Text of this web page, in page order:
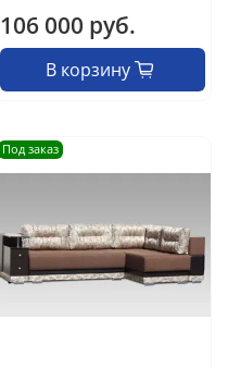
106 000 руб.
В корзину
Под заказ